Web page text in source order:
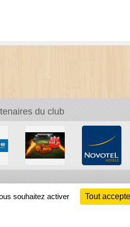
du club
souhaitez activer Tout